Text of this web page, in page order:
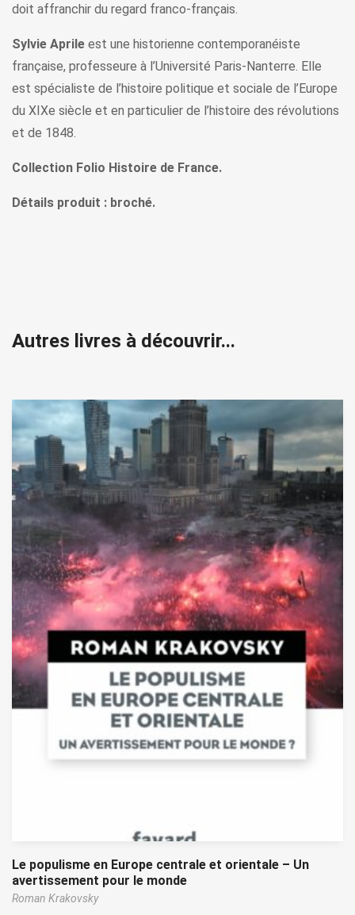
doit affranchir du regard franco-français.
Sylvie Aprile est une historienne contemporanéiste
française, professeure à l’Université Paris-Nanterre. Elle
est spécialiste de l’histoire politique et sociale de l’Europe
du XIXe siècle et en particulier de l’histoire des révolutions
et de 1848.
Collection Folio Histoire de France.
Détails produit : broché.
Autres livres à découvrir...
Le populisme en Europe centrale et orientale – Un
avertissement pour le monde
Roman Krakovsky